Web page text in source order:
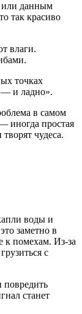
данным
так красиво
влаги.
точках
— и ладно».
в самом
иногда простая
чудеса.
воды и
заметно в
к помехам. Из-за
с
повредить
станет